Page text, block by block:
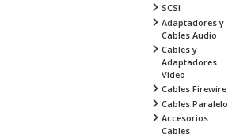
SCSI
Adaptadores y
Cables Audio
Cables y
Adaptadores
Video
Cables Firewire
Cables Paralelo
Accesorios
Cables